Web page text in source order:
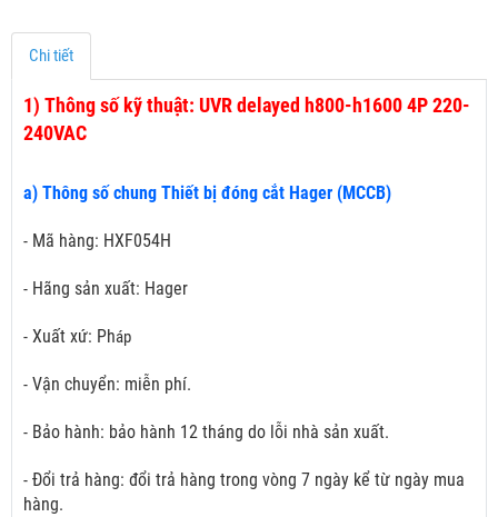
Chi tiết
1) Thông số kỹ thuật: UVR delayed h800-h1600 4P 220-
240VAC
a) Thông số chung Thiết bị đóng cắt Hager (MCCB)
- Mã hàng: HXF054H
- Hãng sản xuất: Hager
- Xuất xứ: Pháp
- Vận chuyển: miễn phí.
- Bảo hành: bảo hành 12 tháng do lỗi nhà sản xuất.
- Đổi trả hàng: đổi trả hàng trong vòng 7 ngày kể từ ngày mua
hàng.